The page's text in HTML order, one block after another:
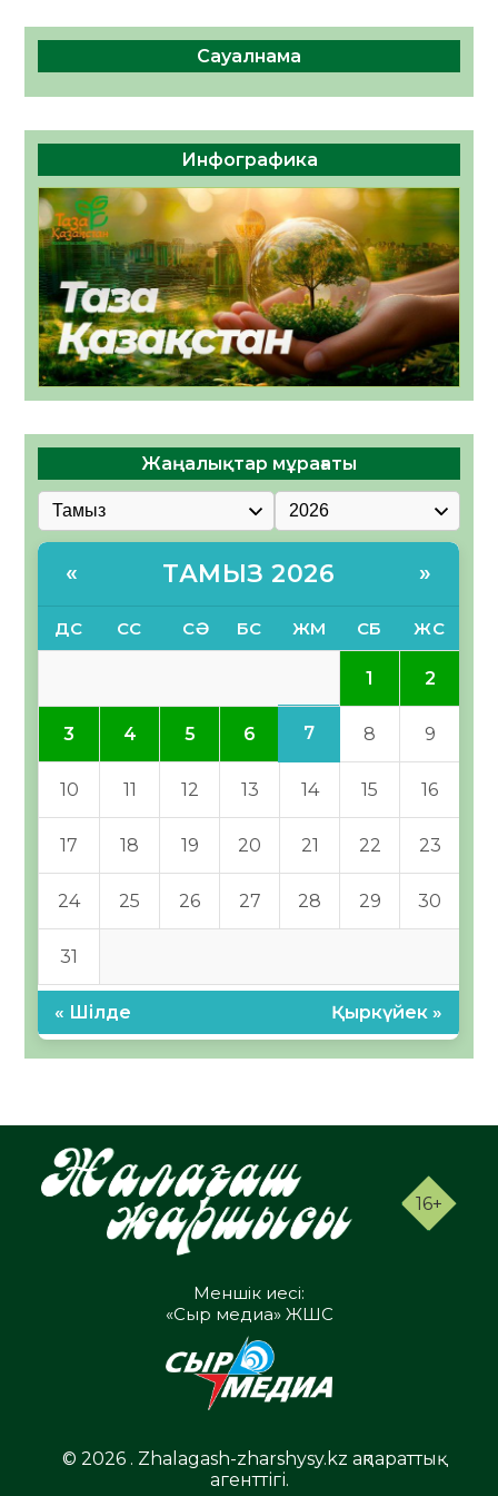
Сауалнама
Инфографика
Жаңалықтар мұрағаты
« ТАМЫЗ 2026 »
ДС СС СӘ БС ЖМ СБ ЖС
1 2
3 4 5 6 7 8 9
10 11 12 13 14 15 16
17 18 19 20 21 22 23
24 25 26 27 28 29 30
31
« Шілде Қыркүйек »
16+
Меншік иесі:
«Сыр медиа» ЖШС
© 2026 . Zhalagash-zharshysy.kz ақпараттық
агенттігі.